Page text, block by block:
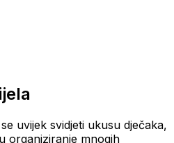
uvijek svidjeti ukusu dječaka,
organiziranje mnogih